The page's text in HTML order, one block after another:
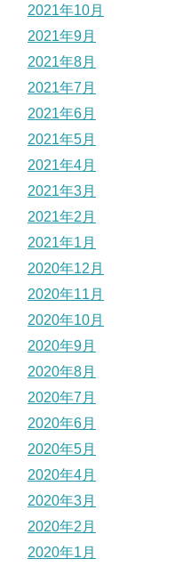
2021年10月
2021年9月
2021年8月
2021年7月
2021年6月
2021年5月
2021年4月
2021年3月
2021年2月
2021年1月
2020年12月
2020年11月
2020年10月
2020年9月
2020年8月
2020年7月
2020年6月
2020年5月
2020年4月
2020年3月
2020年2月
2020年1月